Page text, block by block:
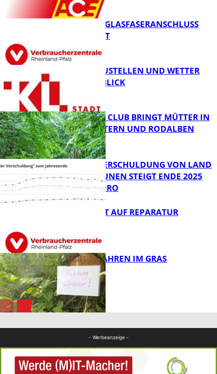
FB News
WARUM EIN GLASFASERANSCHLUSS
SINNVOLL IST
FB News
PARKEN, BAUSTELLEN UND WETTER
DIGITAL IM BLICK
FB News
NEUER MOM CLUB BRINGT MÜTTER IN
KAISERSLAUTERN UND RODALBEN
ZUSAMMEN
FB News
PRO-KOPF-VERSCHULDUNG VON LAND
UND KOMMUNEN STEIGT ENDE 2025
AUF 9.600 EURO
FB News
NEUES RECHT AUF REPARATUR
GIFTIGE GEFAHREN IM GRAS
- Werbeanzeige -